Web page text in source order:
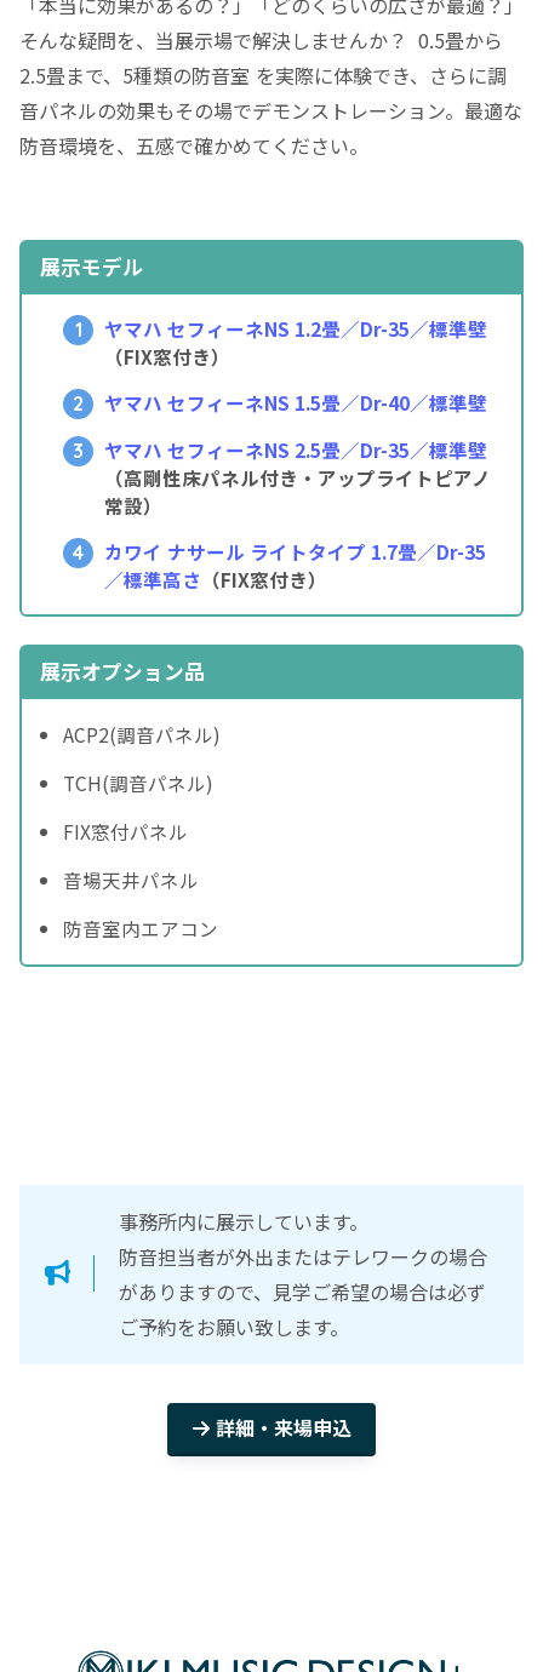
そんな疑問を、当展示場で解決しませんか？ 0.5畳から
2.5畳まで、5種類の防音室 を実際に体験でき、さらに調
音パネルの効果もその場でデモンストレーション。最適な
防音環境を、五感で確かめてください。
展示モデル
ヤマハ セフィーネNS 1.2畳／Dr-35／標準壁
（FIX窓付き）
ヤマハ セフィーネNS 1.5畳／Dr-40／標準壁
ヤマハ セフィーネNS 2.5畳／Dr-35／標準壁
（高剛性床パネル付き・アップライトピアノ
常設）
カワイ ナサール ライトタイプ 1.7畳／Dr-35
／標準高さ （FIX窓付き）
展示オプション品
ACP2(調音パネル)
TCH(調音パネル)
FIX窓付パネル
音場天井パネル
防音室内エアコン
事務所内に展示しています。
防音担当者が外出またはテレワークの場合
がありますので、見学ご希望の場合は必ず
ご予約をお願い致します。
詳細・来場申込